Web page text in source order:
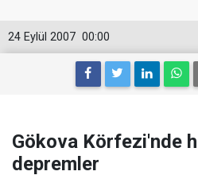
00:00
24 Eylül 2007
Gökova Körfezi'nde
depremler